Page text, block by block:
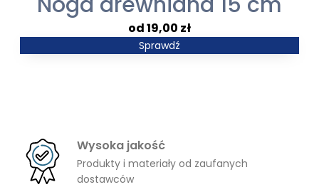
19,00 zł
Sprawdź
Wysoka jakość
Produkty i materiały od zaufanych
dostawców